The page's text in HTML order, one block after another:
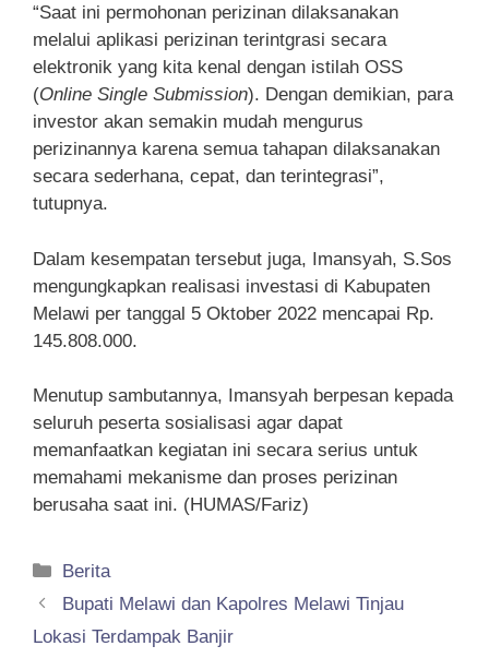
“Saat ini permohonan perizinan dilaksanakan
melalui aplikasi perizinan terintgrasi secara
elektronik yang kita kenal dengan istilah OSS
(Online Single Submission). Dengan demikian, para
investor akan semakin mudah mengurus
perizinannya karena semua tahapan dilaksanakan
secara sederhana, cepat, dan terintegrasi”,
tutupnya.
Dalam kesempatan tersebut juga, Imansyah, S.Sos
mengungkapkan realisasi investasi di Kabupaten
Melawi per tanggal 5 Oktober 2022 mencapai Rp.
145.808.000.
Menutup sambutannya, Imansyah berpesan kepada
seluruh peserta sosialisasi agar dapat
memanfaatkan kegiatan ini secara serius untuk
memahami mekanisme dan proses perizinan
berusaha saat ini. (HUMAS/Fariz)
Kategori
Berita
Bupati Melawi dan Kapolres Melawi Tinjau
Lokasi Terdampak Banjir